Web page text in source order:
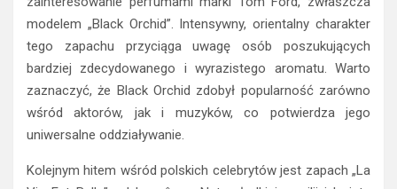
modelem „Black Orchid”. Intensywny, orientalny charakter
tego zapachu przyciąga uwagę osób poszukujących
bardziej zdecydowanego i wyrazistego aromatu. Warto
zaznaczyć, że Black Orchid zdobył popularność zarówno
wśród aktorów, jak i muzyków, co potwierdza jego
uniwersalne oddziaływanie.
Kolejnym hitem wśród polskich celebrytów jest zapach „La